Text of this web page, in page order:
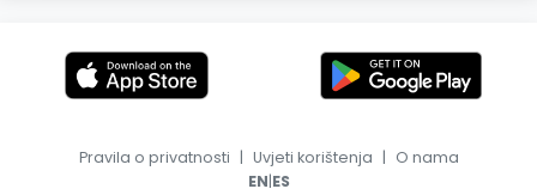
Pravila o privatnosti | Uvjeti korištenja | O nama
EN|ES